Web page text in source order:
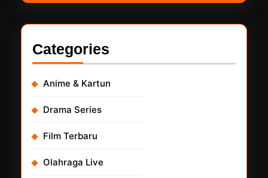
Categories
Anime & Kartun
Drama Series
Film Terbaru
Olahraga Live